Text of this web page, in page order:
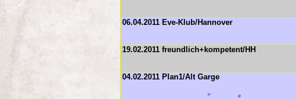
06.04.2011 Eve-Klub/Hannover
19.02.2011 freundlich+kompetent/HH
04.02.2011 Plan1/Alt Garge